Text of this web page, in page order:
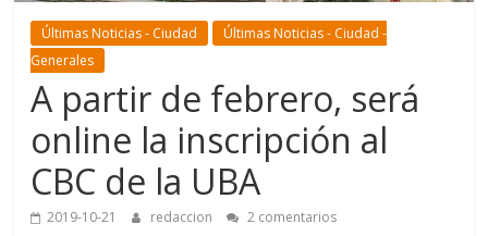
Últimas Noticias - Ciudad
Últimas Noticias - Ciudad -
Generales
A partir de febrero, será
online la inscripción al
CBC de la UBA
2019-10-21 redaccion 2 comentarios